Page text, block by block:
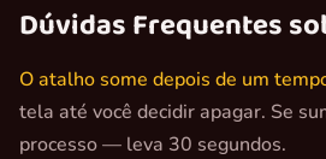
Dúvidas Frequentes
O atalho some depois de um
tela até você decidir apagar. Se
processo — leva 30 segundos.